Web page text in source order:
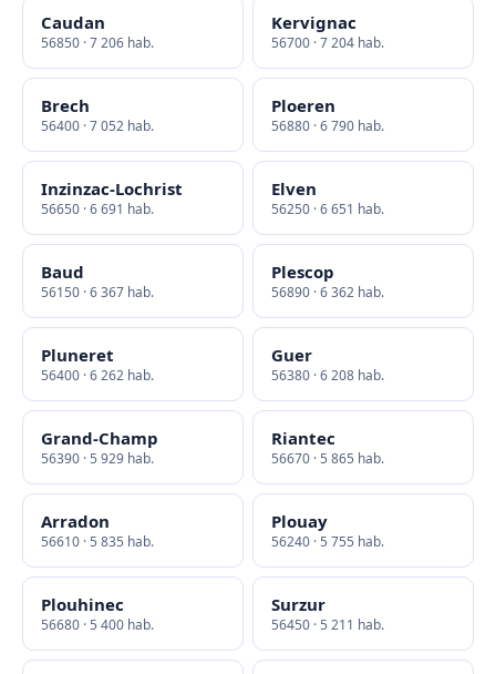
Caudan
56850 · 7 206 hab.
Kervignac
56700 · 7 204 hab.
Brech
56400 · 7 052 hab.
Ploeren
56880 · 6 790 hab.
Inzinzac-Lochrist
56650 · 6 691 hab.
Elven
56250 · 6 651 hab.
Baud
56150 · 6 367 hab.
Plescop
56890 · 6 362 hab.
Pluneret
56400 · 6 262 hab.
Guer
56380 · 6 208 hab.
Grand-Champ
56390 · 5 929 hab.
Riantec
56670 · 5 865 hab.
Arradon
56610 · 5 835 hab.
Plouay
56240 · 5 755 hab.
Plouhinec
56680 · 5 400 hab.
Surzur
56450 · 5 211 hab.